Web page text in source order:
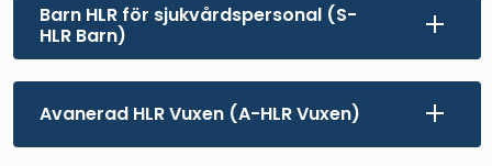
Barn HLR för sjukvårdspersonal (S-
HLR Barn)
Avanerad HLR Vuxen (A-HLR Vuxen)